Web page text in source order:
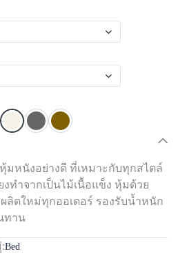
มหนังอย่างดี ที่เหมาะกับทุกสไตล์
ทำจากเป็นไม้เนื้อแข็ง หุ้มด้วย
ลิตใหม่ทุกออเดอร์ รองรับน้ำหนัก
ทาน
Bed